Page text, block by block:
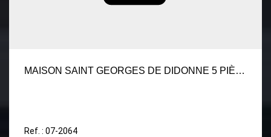
MAISON SAINT GEORGES DE DIDONNE 5 PIÈCE(S) 91.09 M2
Ref. : 07-2064